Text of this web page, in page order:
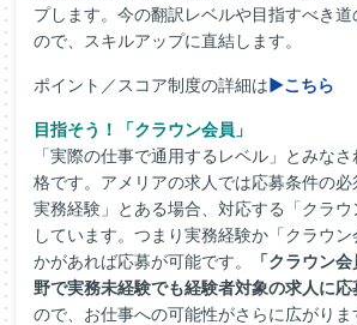
プします。今の翻訳レベルや目指すべき
ので、スキルアップに直結します。
ポイント／スコア制度の詳細は▶こちら
目指そう！「クラウン会員」
「実際の仕事で通用するレベル」とみな
格です。アメリアの求人では応募条件の
実務経験」とある場合、対応する「クラ
しています。つまり実務経験か「クラウ
かがあれば応募が可能です。
「クラウン
野で実務未経験でも経験者対象の求人に
ので、お仕事への可能性がさらに広がりま